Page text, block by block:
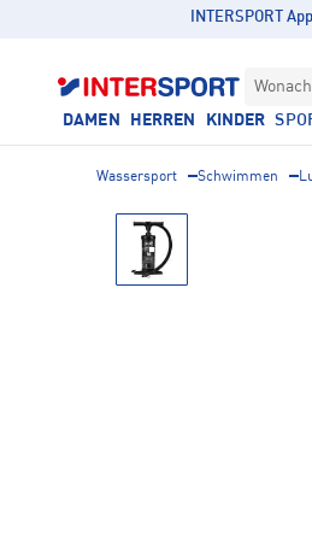
INTERSPORT
DAMEN HERREN KINDER
Wassersport Schwimmen